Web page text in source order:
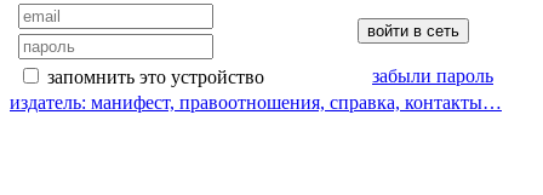
запомнить это устройство
забыли пароль
издатель: манифест, правоотношения, справка, контакты…